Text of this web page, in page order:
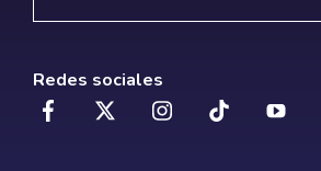
Redes sociales